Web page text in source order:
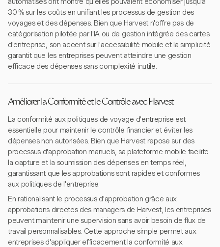
30 % sur les coûts en unifiant les processus de gestion des
voyages et des dépenses. Bien que Harvest n'offre pas de
catégorisation pilotée par l'IA ou de gestion intégrée des cartes
d'entreprise, son accent sur l'accessibilité mobile et la simplicité
garantit que les entreprises peuvent atteindre une gestion
efficace des dépenses sans complexité inutile.
Améliorer la Conformité et le Contrôle avec Harvest
La conformité aux politiques de voyage d'entreprise est
essentielle pour maintenir le contrôle financier et éviter les
dépenses non autorisées. Bien que Harvest repose sur des
processus d'approbation manuels, sa plateforme mobile facilite
la capture et la soumission des dépenses en temps réel,
garantissant que les approbations sont rapides et conformes
aux politiques de l'entreprise.
En rationalisant le processus d'approbation grâce aux
approbations directes des managers de Harvest, les entreprises
peuvent maintenir une supervision sans avoir besoin de flux de
travail personnalisables. Cette approche simple permet aux
entreprises d'appliquer efficacement la conformité aux